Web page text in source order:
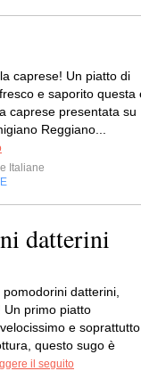
caprese! Un piatto di
e saporito questa
caprese presentata su
Reggiano...
Italiane
datterini
datterini,
Un primo piatto
e soprattutto
questo sugo è
il seguito